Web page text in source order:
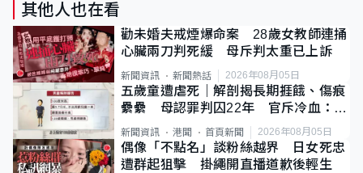
其他人也在看
勸未婚夫戒煙爆命案 28歲女教師連捅
心臟兩刀判死緩 母斥判太重已上訴
新聞資訊 新聞熱話 2026年08月05日
五歲童遭虐死｜解剖揭長期捱餓、傷痕
纍纍 母認罪判囚22年 官斥冷血：同
類案最惡劣
新聞資訊 港聞 首頁新聞 2026年08月05日
偶像「不點名」談粉絲越界 日女死忠
遭群起狙擊 掛繩開直播道歉後輕生